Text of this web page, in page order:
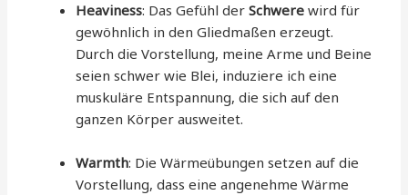
Heaviness: Das Gefühl derSchwere wird für
gewöhnlich in den Gliedmaßen erzeugt.
Durch die Vorstellung, meine Arme und Beine
seien schwer wie Blei, induziere ich eine
muskuläre Entspannung, die sich auf den
ganzen Körper ausweitet.
Warmth: Die Wärmeübungen setzen auf die
Vorstellung, dass eine angenehme Wärme